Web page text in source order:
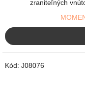
zraniteľných
Kód: J08076